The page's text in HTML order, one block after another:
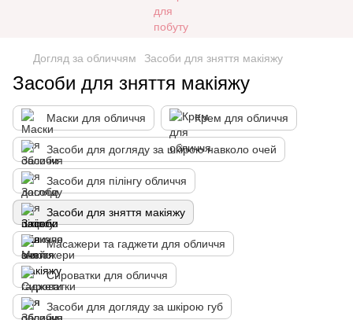
Догляд за обличчям Засоби для зняття макіяжу
Засоби для зняття макіяжу
Маски для обличчя Крем для обличчя
Засоби для догляду за шкірою навколо очей
Засоби для пілінгу обличчя
Засоби для зняття макіяжу
Масажери та гаджети для обличчя
Сироватки для обличчя
Засоби для догляду за шкірою губ